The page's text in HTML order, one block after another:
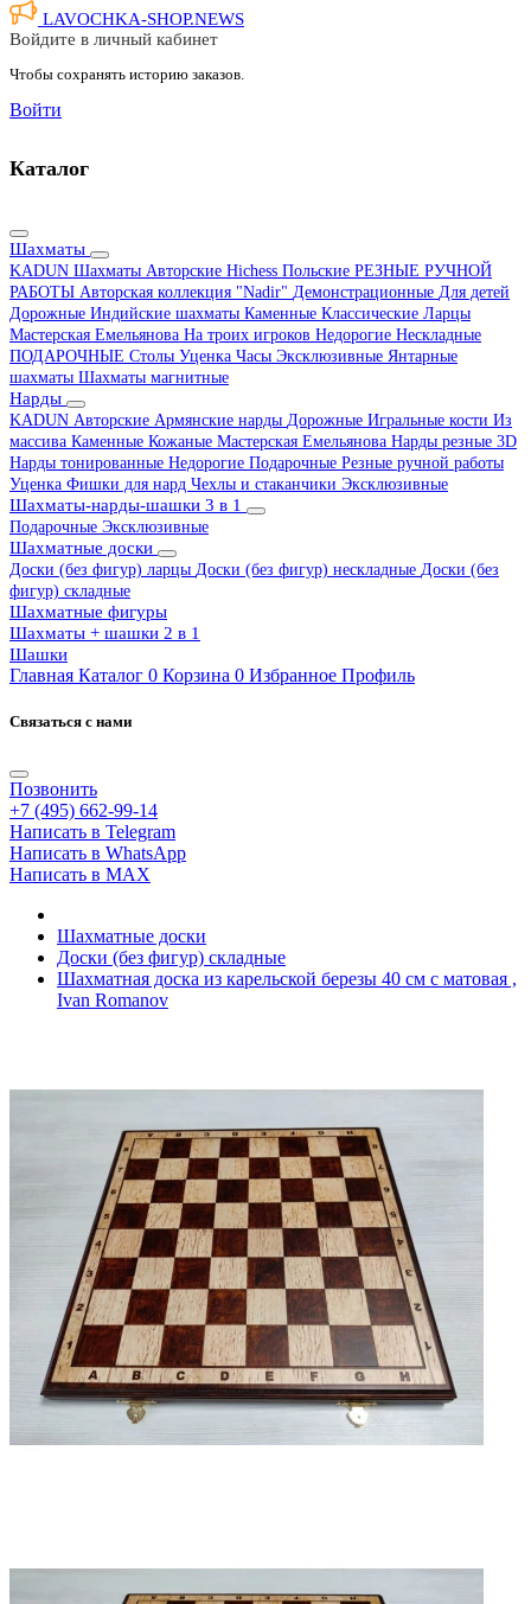
LAVOCHKA-SHOP.NEWS
Войдите в личный кабинет
Чтобы сохранять историю заказов.
Войти
Каталог
Шахматы
KADUN Шахматы Авторские Hichess Польские РЕЗНЫЕ РУЧНОЙ
РАБОТЫ Авторская коллекция "Nadir" Демонстрационные Для детей
Дорожные Индийские шахматы Каменные Классические Ларцы
Мастерская Емельянова На троих игроков Недорогие Нескладные
ПОДАРОЧНЫЕ Столы Уценка Часы Эксклюзивные Янтарные
шахматы Шахматы магнитные
Нарды
KADUN Авторские Армянские нарды Дорожные Игральные кости Из
массива Каменные Кожаные Мастерская Емельянова Нарды резные 3D
Нарды тонированные Недорогие Подарочные Резные ручной работы
Уценка Фишки для нард Чехлы и стаканчики Эксклюзивные
Шахматы-нарды-шашки 3 в 1
Подарочные Эксклюзивные
Шахматные доски
Доски (без фигур) ларцы Доски (без фигур) нескладные Доски (без
фигур) складные
Шахматные фигуры
Шахматы + шашки 2 в 1
Шашки
Главная Каталог 0 Корзина 0 Избранное Профиль
Связаться с нами
Позвонить
+7 (495) 662-99-14
Написать в Telegram
Написать в WhatsApp
Написать в MAX
Шахматные доски
Доски (без фигур) складные
Шахматная доска из карельской березы 40 см с матовая ,
Ivan Romanov